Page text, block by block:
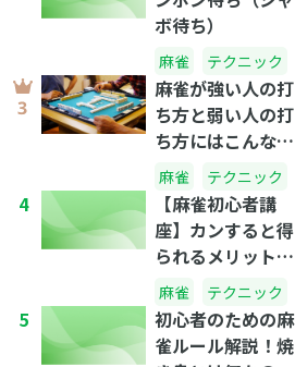
ボ待ち）
麻雀 テクニック
麻雀が強い人の打
ち方と弱い人の打
ち方にはこんなに
差があった！打ち
方の違いとおさえ
るべきテクニック
麻雀 テクニック
4
【麻雀初心者講
座】カンすると得
られるメリットっ
てなに？カンする
べきタイミング
は？
麻雀 テクニック
5
初心者のための麻
雀ルール解説！焼